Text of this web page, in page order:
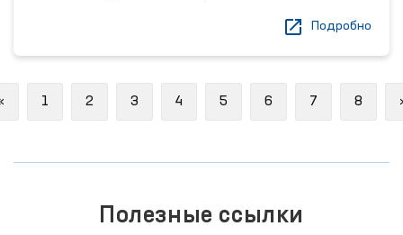
Подробно
Previous
1 2 3 4 5 6 7 8
Полезные ссылки